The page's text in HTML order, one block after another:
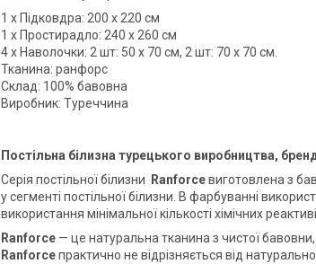
1 х Підковдра: 200 х 220 см
1 х Простирадло: 240 х 260 см
4 х Наволочки: 2 шт: 50 х 70 см, 2 шт: 70 х 70 см.
Тканина: ранфорс
Склад: 100% бавовна
Виробник: Туреччина
Постільна білизна турецького виробництва,
Серія постільної білизни
Ranforceвиготовлена з
у сегменті постільної білизни. В фарбуванні
використання мінімальної кількості хімічних
Ranforce — це натуральна тканина з чистої
Ranforceпрактично не відрізняється від